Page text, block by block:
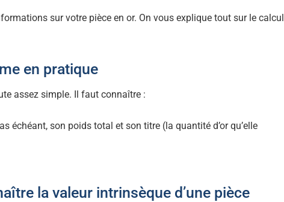
sur votre pièce en or. On vous explique tout sur le calcul
en pratique
assez simple. Il faut connaître :
échéant, son poids total et son titre (la quantité d’or qu’elle
la valeur intrinsèque d’une pièce